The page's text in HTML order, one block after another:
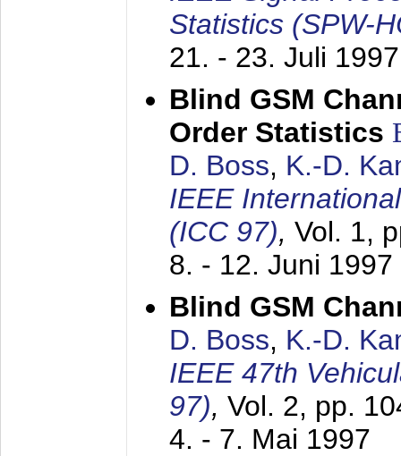
Statistics (SPW-
21. - 23. Juli 1997
Blind GSM
Order Statistics
D. Boss, K.-D.
IEEE
(ICC 97), Vol. 1,
8. - 12. Juni 1997
Blind GSM
D. Boss, K.-D.
IEEE 47th
97), Vol. 2, pp.
4. - 7. Mai 1997